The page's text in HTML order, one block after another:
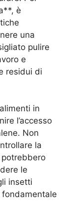
è
una
pulire
e
residui di
in
l’accesso
Non
la
le
insetti